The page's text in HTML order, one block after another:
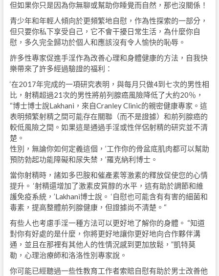
但如果你只是因為你無聊或幫助你睡覺而自然，那也沒關係！
青少年和年輕人傾向於更頻繁地自慰，作為性探索的一部分，
但只要你私下享受自己，它不會干擾日常生活，為什麼你自
慰，多久完全歸功於個人和應該沒有令人愉快的恥辱。
許多性專家促進手淫作為改善心理和身體健康的方法，自我快
樂帶來了許多經過驗證的福利：
‘在2017年完成的一項研究表明，與每月只做4到七次的男性相
比，射精超過21次的男性將前列腺癌風險降低了大約20％，
“博士博士說Lakhani，來自Cranley Clinic的親密健康專家。這
表明頻繁射精之間可能存在關聯（而不是證據）和前列腺癌的
較低風險之間。如果這是通過手淫或性伴侶射精的研究並不清
楚。
性別，無論你如何定義這個，’工作你的骨盆底肌肉都可以幫助
預防勃起功能障礙和尿失禁，’羅克納利博士。
當你射精時，諸如多巴胺和催產素等激素的釋放促使您的心情
提升。 ‘射精還增加了激素皮質醇的水平，這有助於調節和維
護免疫系統，’Lakhani博士說。 ‘自慰也可能含有有害的細菌和
毒素，提高整體前列腺健康，但證據尚不清楚。“
有些人也考慮手淫一種方法可以更好地了解你的身體。 “知道
對你有好處的是什麼，你將更好地讓你更好地向合作夥伴溝
通，並且在那裡有其他人的性情況感到更加放鬆，”凱特莫
勒，心理治療師和洛洛性別專家說。
你可能已經聽過一些性教育工作者索賠自慰有助於男士改善他